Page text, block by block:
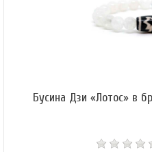
Бусина Дзи «Лотос» в